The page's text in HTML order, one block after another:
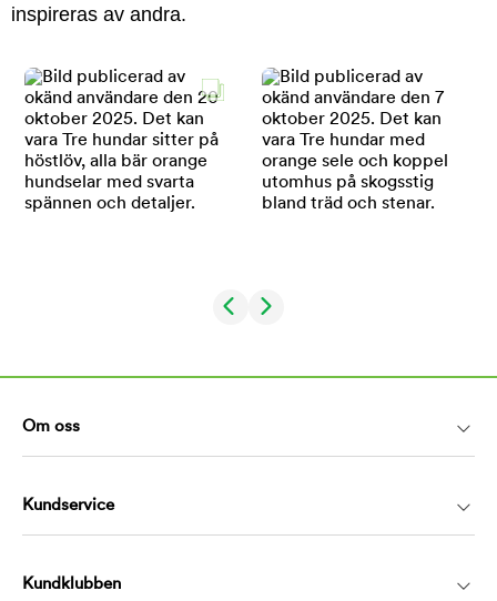
inspireras av andra.
Om oss
Kundservice
Kundklubben